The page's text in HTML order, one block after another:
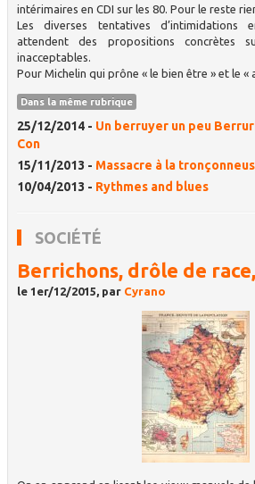
intérimaires en CDI sur les 80. Pour le reste
Les diverses tentatives d’intimidations
attendent des propositions concrètes
inacceptables.
Pour Michelin qui prône « le bien être » et le
Dans la même rubrique
25/12/2014 - Un berruyer un peu
Con
15/11/2013 - Massacre à la
10/04/2013 - Rythmes and blues
SOCIÉTÉ
Berrichons, drôle de
le 1er/12/2015, par Cyrano